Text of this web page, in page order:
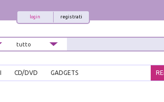
registrati
login
CD/DVD GADGETS